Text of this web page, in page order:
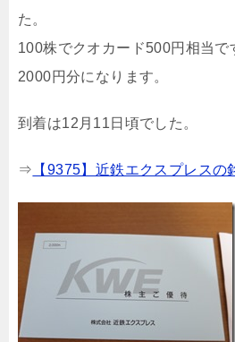
た。
100株でクオカード500円相当で
2000円分になります。
到着は12月11日頃でした。
⇒ 【9375】近鉄エクスプレスの